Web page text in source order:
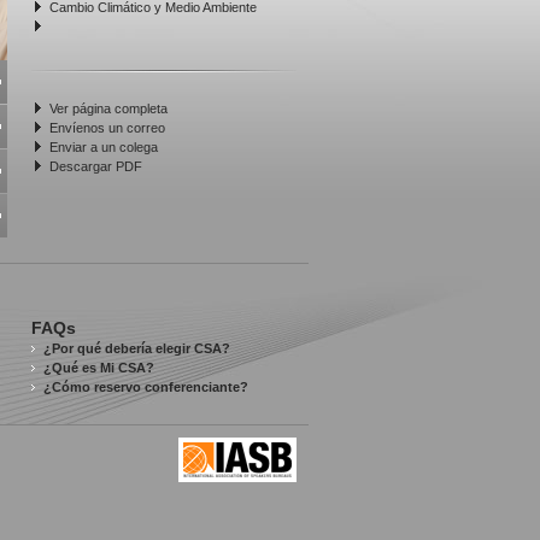
Cambio Climático y Medio Ambiente
Ver página completa
Envíenos un correo
Enviar a un colega
Descargar PDF
FAQs
¿Por qué debería elegir CSA?
¿Qué es Mi CSA?
¿Cómo reservo conferenciante?